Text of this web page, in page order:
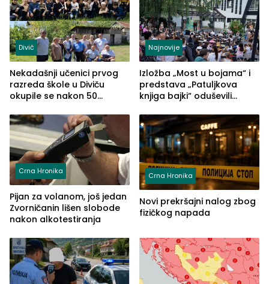
Divič
Nekadašnji učenici prvog
razreda škole u Diviču
okupile se nakon 50
Pašić im održao čas
(FOTO)
Najnovije
Izložba „Most u bojama“ i
predstava „Patuljkova
knjiga bajki“ oduševili
Crna Hronika
Pijan za volanom, još jedan
Zvorničanin lišen slobode
nakon alkotestiranja
Crna Hronika
Novi prekršajni nalog zbog
fizičkog napada